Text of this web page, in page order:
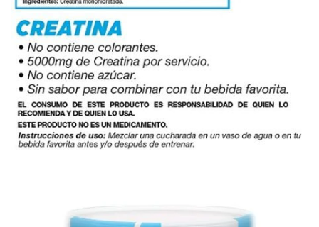
Envíos Express a todo México en $150.00
$849.99
Entregas GRATIS en Monterrey
SKU: B07B3FRTXF
Categoría: Nutricion Deportiva
Etiquetas: Creatina Hefesto 300g,MDN Sports
Descripción del producto